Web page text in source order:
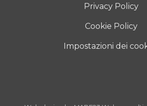
Privacy Policy
Cookie Policy
Impostazioni dei